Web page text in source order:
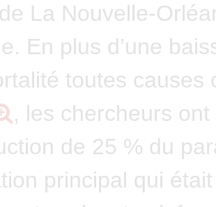
La Nouvelle-
En plus d’une
toutes causes
, les chercheurs
de 25 % du
principal qui